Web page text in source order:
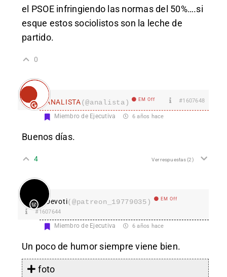
el PSOE infringiendo las normas del 50%….si
esque estos sociolistos son la leche de
partido.
0
ANALISTA(@analista) EM Off #1607648
Miembro de Ejecutiva 6 años hace
Buenos días.
4 Ver respuestas(2)
Devoti(@patreon_19779035) EM Off
#1607644
Miembro de Ejecutiva 6 años hace
Un poco de humor siempre viene bien.
foto